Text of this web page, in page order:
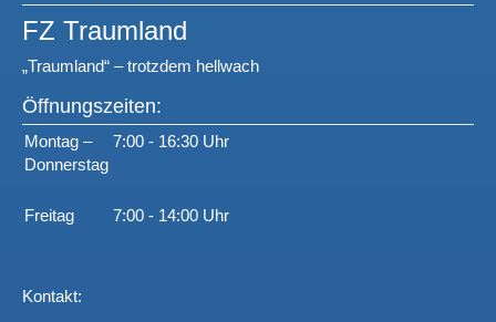
FZ Traumland
„Traumland“ – trotzdem hellwach
Öffnungszeiten:
Montag –
Donnerstag
7:00 - 16:30 Uhr
Freitag 7:00 - 14:00 Uhr
Kontakt: